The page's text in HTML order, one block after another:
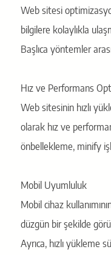
Web sitesi
bilgilere kolaylıkla
Başlıca yöntemler
Hız ve Performans
Web sitesinin hızlı
olarak hız ve
önbellekleme, minify
Mobil Uyumluluk
Mobil cihaz
düzgün bir şekilde
Ayrıca, hızlı yükleme